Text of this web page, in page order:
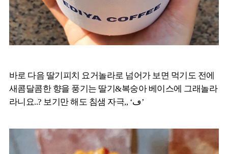
바로 다음 딸기피치 요거놀라로 넘어가 보면 먹기도 전에
새콤달콤한 향을 풍기는 딸기&복숭아 베이스에 그래놀라
라니요..? 보기만 해도 침샘 자극,, ‘ڡ’